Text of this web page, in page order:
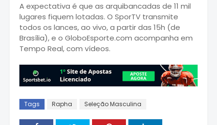
A expectativa é que as arquibancadas de 11 mil
lugares fiquem lotadas. O SporTV transmite
todos os lances, ao vivo, a partir das 15h (de
Brasília), e o GloboEsporte.com acompanha em
Tempo Real, com vídeos.
Tags Rapha Seleção Masculina